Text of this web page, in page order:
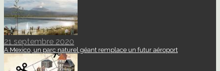
21 septembre 2020
A Mexico, un parc naturel géant remplace un futur aéroport